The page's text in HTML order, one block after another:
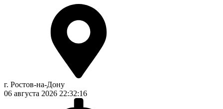
г. Ростов-на-Дону
06 августа 2026 22:32:16